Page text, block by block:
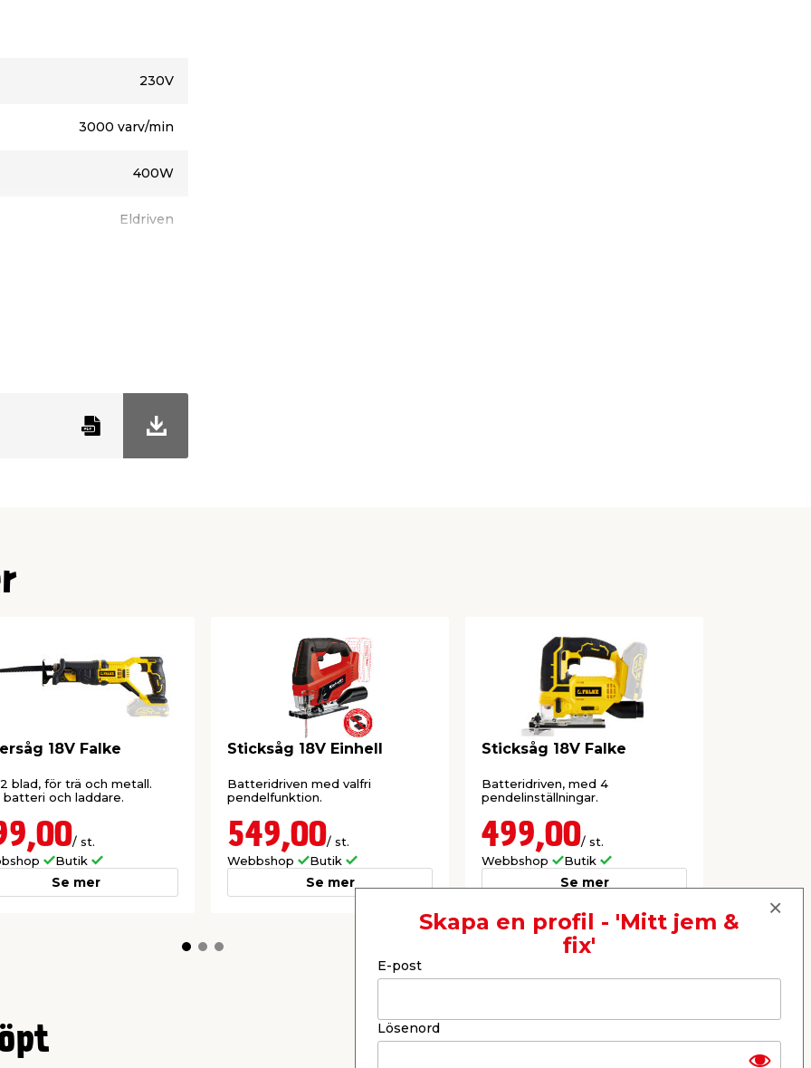
och damm
230V
3000 varv/min
400W
Eldriven
18V Falke
blad, för trä och metall.
batteri och laddare.
/ st.
Butik
Se mer
Sticksåg 18V Einhell
Batteridriven med valfri
pendelfunktion.
549,00/ st.
Webbshop
Butik
Se mer
Sticksåg 18V Falke
Batteridriven, med 4
pendelinställningar.
499,00/ st.
Webbshop
Butik
Se mer
Skapa en profil - 'Mitt jem &
fix'
E-post
Lösenord